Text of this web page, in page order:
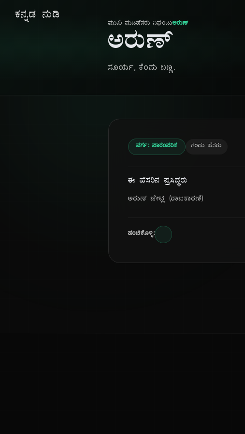
ಕನ್ನಡ ನುಡಿ
ಮುಖ ಪುಟಹೆಸರು ನಿಘಂಟುಅರುಣ್
ಅರುಣ್
ಸೂರ್ಯ, ಕೆಂಪು ಬಣ್ಣ.
ವರ್ಗ: ಪಾರಂಪರಿಕ ಗಂಡು ಹೆಸರು
ಈ ಹೆಸರಿನ ಪ್ರಸಿದ್ಧರು
ಅರುಣ್ ಜೇಟ್ಲಿ (ರಾಜಕಾರಣಿ)
ಹಂಚಿಕೊಳ್ಳಿ: